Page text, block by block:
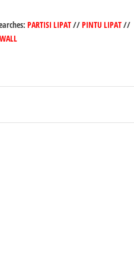
PARTISI LIPAT//PINTU LIPAT//